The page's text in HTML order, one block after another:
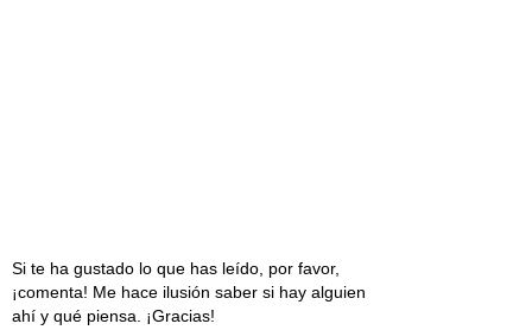
Si te ha gustado lo que has leído, por favor,
¡comenta! Me hace ilusión saber si hay alguien
ahí y qué piensa. ¡Gracias!